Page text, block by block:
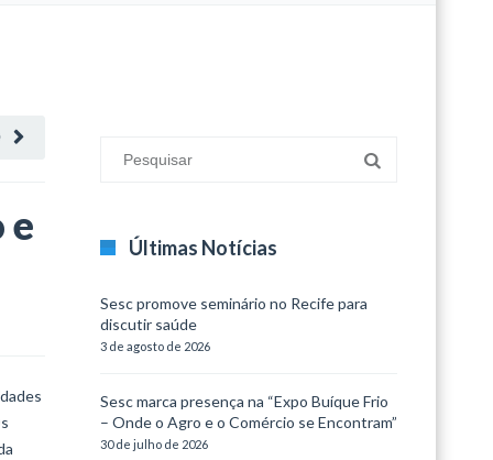
e
Últimas Notícias
Sesc promove seminário no Recife para
discutir saúde
3 de agosto de 2026
Sesc marca presença na “Expo Buíque Frio
– Onde o Agro e o Comércio se Encontram”
30 de julho de 2026